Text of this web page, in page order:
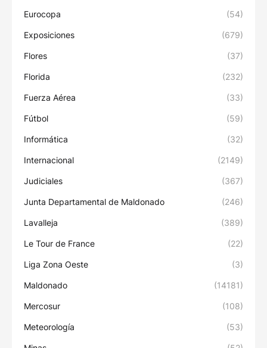
Eurocopa (54)
Exposiciones (679)
Flores (37)
Florida (232)
Fuerza Aérea (33)
Fútbol (59)
Informática (32)
Internacional (2149)
Judiciales (367)
Junta Departamental de Maldonado (246)
Lavalleja (389)
Le Tour de France (22)
Liga Zona Oeste (3)
Maldonado (14181)
Mercosur (108)
Meteorología (53)